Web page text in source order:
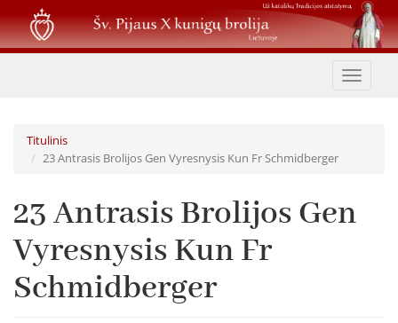
Pereiti
į
pagrindinį
Toggle
Titulinis
23 Antrasis Brolijos Gen Vyresnysis Kun Fr Schmidberger
23 Antrasis Brolijos Gen
Vyresnysis Kun Fr
Schmidberger